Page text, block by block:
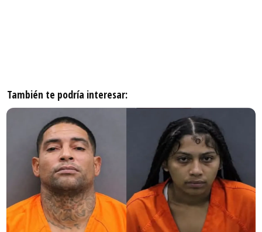
También te podría interesar: